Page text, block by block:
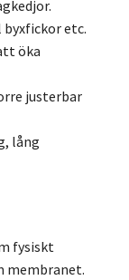
etc.
öka
justerbar
lång
fysiskt
membranet.